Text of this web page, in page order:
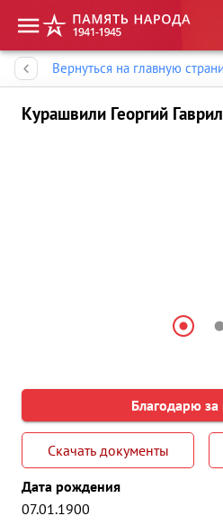
Вернуться на главную
Курашвили Георгий
Благодарю за
Скачать документы
Дата рождения
07.01.1900
Память народа